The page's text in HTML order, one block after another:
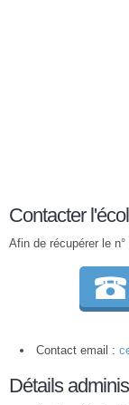
Contacter
Afin de récupérer le
Contact email :
Détails